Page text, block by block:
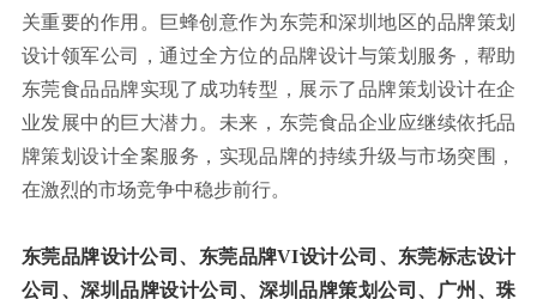
关重要的作用。巨蜂创意作为东莞和深圳地区的品牌策划
设计领军公司，通过全方位的品牌设计与策划服务，帮助
东莞食品品牌实现了成功转型，展示了品牌策划设计在企
业发展中的巨大潜力。未来，东莞食品企业应继续依托品
牌策划设计全案服务，实现品牌的持续升级与市场突围，
在激烈的市场竞争中稳步前行。
东莞品牌设计公司、东莞品牌VI设计公司、东莞标志设计
公司、深圳品牌设计公司、 深圳品牌策划公司 、广州、珠